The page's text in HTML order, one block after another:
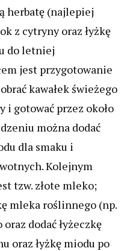
herbatę (najlepiej
z cytryny oraz łyżkę
do letniej
jest przygotowanie
kawałek świeżego
i gotować przez około
można dodać
dla smaku i
Kolejnym
tzw. złote mleko;
mleka roślinnego (np.
dodać łyżeczkę
oraz łyżkę miodu po